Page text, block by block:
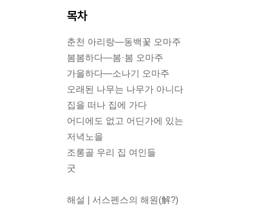
목차
춘천 아리랑―동백꽃 오마주
봄봄하다―봄·봄 오마주
가을하다―소나기 오마주
오래된 나무는 나무가 아니다
집을 떠나 집에 가다
어디에도 없고 어딘가에 있는
저녁노을
조롱골 우리 집 여인들
굿
해설 | 서스펜스의 해원(解?)